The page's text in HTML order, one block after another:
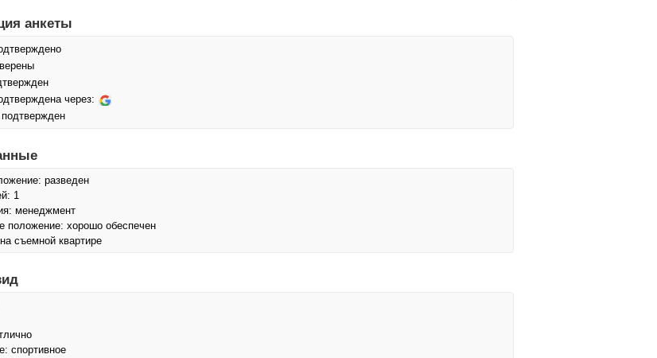
анкеты
через:
разведен
1
менеджмент
положение: хорошо обеспечен
съемной квартире
спортивное